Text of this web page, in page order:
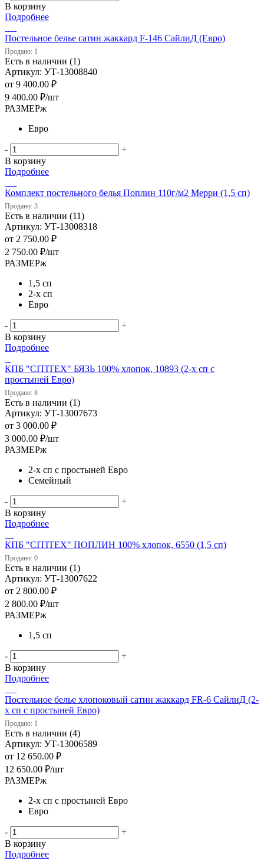
В корзину
Подробнее
Постельное белье сатин жаккард F-146 СайлиД (Евро)
Продано: 1
Есть в наличии (1)
Артикул: УТ-13008840
от 9 400.00 ₽
9 400.00 ₽/шт
РАЗМЕРж
Евро
-
+
В корзину
Подробнее
Комплект постельного белья Поплин 110г/м2 Мерри (1,5 сп)
Продано: 3
Есть в наличии (11)
Артикул: УТ-13008318
от 2 750.00 ₽
2 750.00 ₽/шт
РАЗМЕРж
1,5 сп
2-х сп
Евро
-
+
В корзину
Подробнее
КПБ "CITITEX" БЯЗЬ 100% хлопок, 10893 (2-х сп с
простыней Евро)
Продано: 8
Есть в наличии (1)
Артикул: УТ-13007673
от 3 000.00 ₽
3 000.00 ₽/шт
РАЗМЕРж
2-х сп с простыней Евро
Семейный
-
+
В корзину
Подробнее
КПБ "CITITEX" ПОПЛИН 100% хлопок, 6550 (1,5 сп)
Продано: 0
Есть в наличии (1)
Артикул: УТ-13007622
от 2 800.00 ₽
2 800.00 ₽/шт
РАЗМЕРж
1,5 сп
-
+
В корзину
Подробнее
Постельное белье хлопоковый сатин жаккард FR-6 СайлиД (2-
х сп с простыней Евро)
Продано: 1
Есть в наличии (4)
Артикул: УТ-13006589
от 12 650.00 ₽
12 650.00 ₽/шт
РАЗМЕРж
2-х сп с простыней Евро
Евро
-
+
В корзину
Подробнее